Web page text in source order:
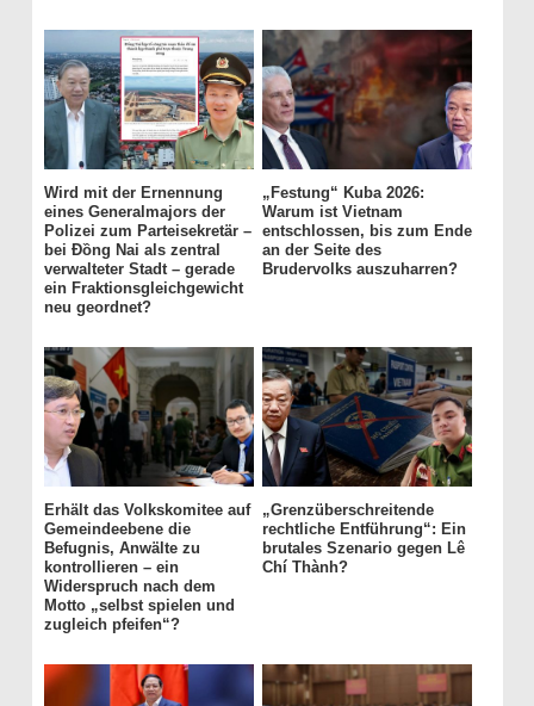
Wird mit der Ernennung
eines Generalmajors der
Polizei zum Parteisekretär –
bei Đồng Nai als zentral
verwalteter Stadt – gerade
ein Fraktionsgleichgewicht
neu geordnet?
„Festung“ Kuba 2026:
Warum ist Vietnam
entschlossen, bis zum Ende
an der Seite des
Brudervolks auszuharren?
Erhält das Volkskomitee auf
Gemeindeebene die
Befugnis, Anwälte zu
kontrollieren – ein
Widerspruch nach dem
Motto „selbst spielen und
zugleich pfeifen“?
„Grenzüberschreitende
rechtliche Entführung“: Ein
brutales Szenario gegen Lê
Chí Thành?